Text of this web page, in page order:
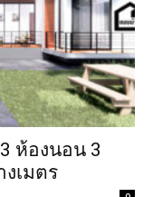
ห้องนอน 3
เมตร